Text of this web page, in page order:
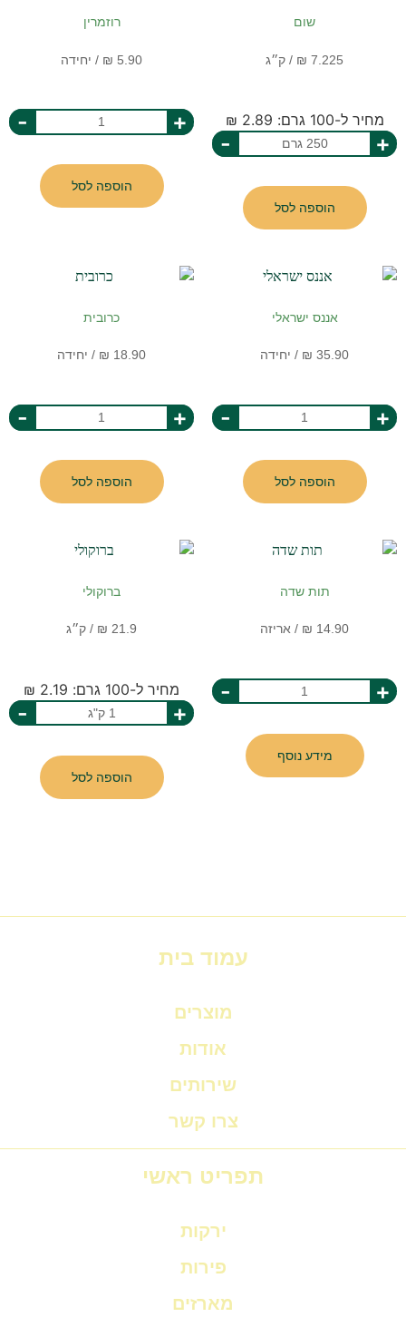
שום
מחיר ל-100 גרם: 2.89 ₪
+
-
הוספה לסל
רוזמרין
+
-
הוספה לסל
אננס ישראלי
+
-
הוספה לסל
כרובית
+
-
הוספה לסל
תות שדה
+
-
מידע נוסף
ברוקולי
מחיר ל-100 גרם: 2.19 ₪
+
-
הוספה לסל
עמוד בית
מוצרים
אודות
שירותים
צרו קשר
תפריט ראשי
ירקות
פירות
מארזים